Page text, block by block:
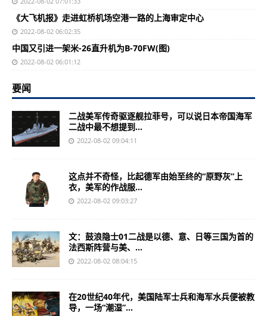
《大飞机报》走进虹桥机场空港一路的上海审定中心
2022-08-02 06:02:35
中国又引进一架米-26直升机为B-70FW(图)
2022-08-02 06:01:12
要闻
二战美军传奇驱逐舰拉菲号，可以说日本帝国海军
二战中最不想提到...
2022-08-02 09:04:11
这点并不奇怪，比起德军由始至终的“原野灰”上
衣，美军的作战服...
2022-08-02 09:03:27
文：鼓浪隐士01二战是以德、意、日等三国为首的
法西斯阵营与美、...
2022-08-02 08:04:15
在20世纪40年代，美国陆军士兵和海军水兵便被教
导，一场“潮湿”...